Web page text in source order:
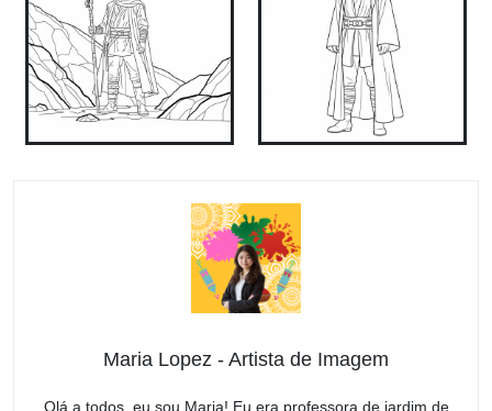
Maria Lopez - Artista de Imagem
Olá a todos, eu sou Maria! Eu era professora de jardim de